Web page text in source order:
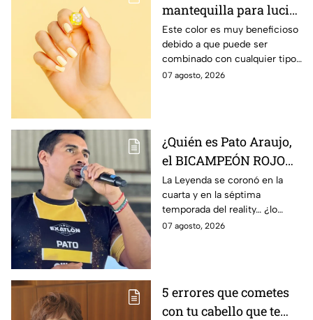
mantequilla para lucir
hermosa este verano
Este color es muy beneficioso
debido a que puede ser
combinado con cualquier tipo
de prenda.
07 agosto, 2026
¿Quién es Pato Araujo,
el BICAMPEÓN ROJO
que regresa en la
décima temporada de
Exatlón México?
La Leyenda se coronó en la
cuarta y en la séptima
temporada del reality… ¿lo
volverá a hacer?
07 agosto, 2026
5 errores que cometes
con tu cabello que te